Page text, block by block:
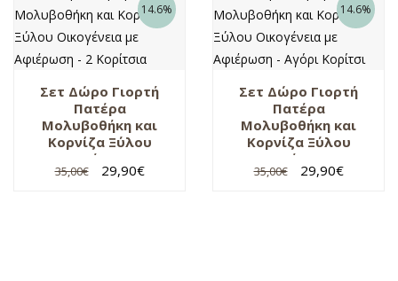
14.6%
Σετ Δώρο Γιορτή
Πατέρα
Μολυβοθήκη και
Κορνίζα Ξύλου
Οικογένεια με
Αφιέρωση – 2
35,00€ 29,90€
14.6%
Σετ Δώρο Γιορτή
Πατέρα
Μολυβοθήκη και
Κορνίζα Ξύλου
Οικογένεια με
Αφιέρωση – Αγόρι
35,00€ 29,90€